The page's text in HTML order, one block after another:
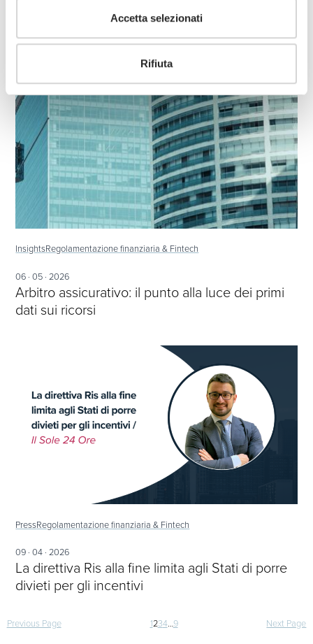
Accetta selezionati
Rifiuta
InsightsRegolamentazione finanziaria & Fintech
06 · 05 · 2026
Arbitro assicurativo: il punto alla luce dei primi
dati sui ricorsi
PressRegolamentazione finanziaria & Fintech
09 · 04 · 2026
La direttiva Ris alla fine limita agli Stati di porre
divieti per gli incentivi
Navigazione
Previous Page 1234…9 Next Page